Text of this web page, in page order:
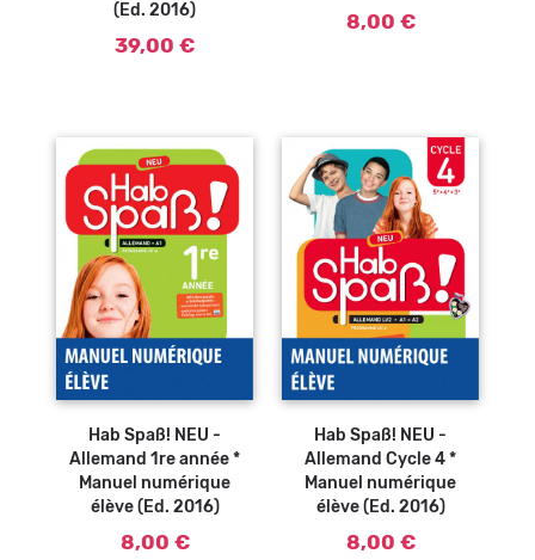
(Ed. 2016)
39,00 €
8,00 €
Ajouter au
Hab Spaß! NEU -
Allemand 1re année *
Manuel numérique
élève (Ed. 2016)
8,00 €
Ajouter au
Hab Spaß! NEU -
Allemand Cycle 4 *
Manuel numérique
élève (Ed. 2016)
8,00 €